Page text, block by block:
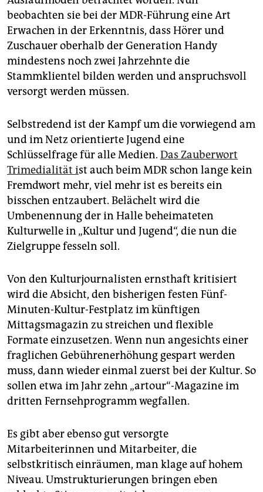
beobachten sie bei der MDR-Führung eine Art
Erwachen in der Erkenntnis, dass Hörer und
Zuschauer oberhalb der Generation Handy
mindestens noch zwei Jahrzehnte die
Stammklientel bilden werden und anspruchsvoll
versorgt werden müssen.
Selbstredend ist der Kampf um die vorwiegend am
und im Netz orientierte Jugend eine
Schlüsselfrage für alle Medien. Das Zauberwort
Trimedialität ist auch beim MDR schon lange kein
Fremdwort mehr, viel mehr ist es bereits ein
bisschen entzaubert. Belächelt wird die
Umbenennung der in Halle beheimateten
Kulturwelle in „Kultur und Jugend“, die nun die
Zielgruppe fesseln soll.
Von den Kulturjournalisten ernsthaft kritisiert
wird die Absicht, den bisherigen festen Fünf-
Minuten-Kultur-Festplatz im künftigen
Mittagsmagazin zu streichen und flexible
Formate einzusetzen. Wenn nun angesichts einer
fraglichen Gebührenerhöhung gespart werden
muss, dann wieder einmal zuerst bei der Kultur. So
sollen etwa im Jahr zehn „artour“-Magazine im
dritten Fernsehprogramm wegfallen.
Es gibt aber ebenso gut versorgte
Mitarbeiterinnen und Mitarbeiter, die
selbstkritisch einräumen, man klage auf hohem
Niveau. Umstrukturierungen bringen eben